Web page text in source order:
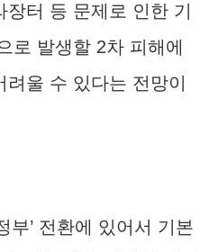
터 등 문제로 인한 기
로 발생할 2차 피해에
울 수 있다는 전망이
부’ 전환에 있어서 기본